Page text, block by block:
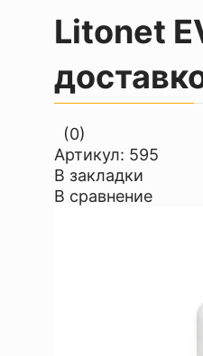
Litonet
(0)
Артикул: 595
В закладки
В сравнение